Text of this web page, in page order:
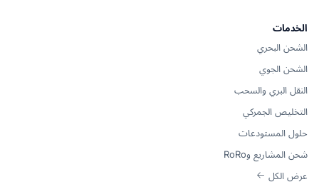
الخدمات
الشحن البحري
الشحن الجوي
النقل البري والسحب
التخليص الجمركي
حلول المستودعات
شحن المشاريع وRoRo
عرض الكل